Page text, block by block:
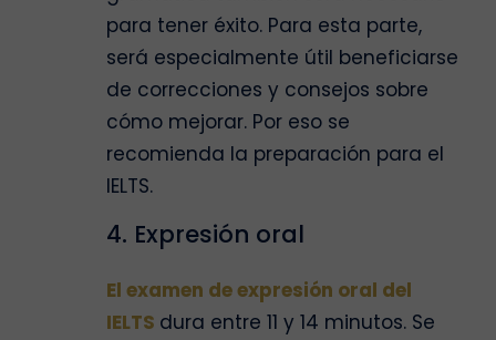
para tener éxito. Para esta parte,
será especialmente útil beneficiarse
de correcciones y consejos sobre
cómo mejorar. Por eso se
recomienda la preparación para el
IELTS.
4. Expresión oral
El examen de expresión oral del
IELTS dura entre 11 y 14 minutos. Se